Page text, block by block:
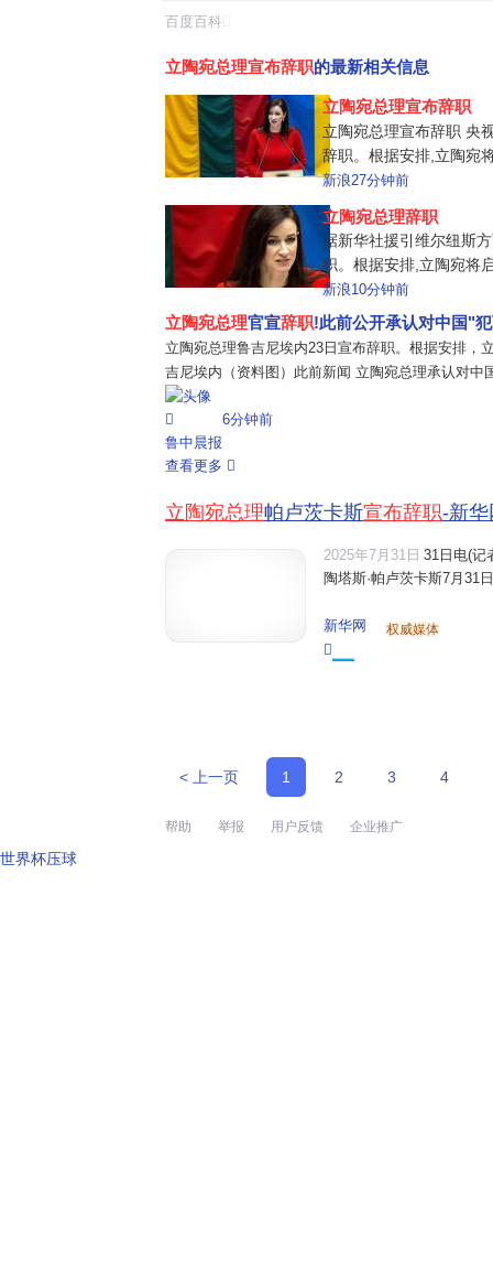
百度百科
立陶宛总理宣布辞职的最新相关信息
立陶宛总理宣布辞职
立陶宛总理宣布辞职 央
辞职。根据安排,立陶宛
尼埃内(资料图) 此前报
吉尼埃内表示,愿考虑中
称,鲁吉尼埃内表示,她准
新浪27分钟前
立陶宛总理辞职
据新华社援引维尔纽斯
职。根据安排,立陶宛将
因加·鲁吉尼埃内(Inga
工会联合会主席、社会
选议员。2025年9月宣
新浪10分钟前
立陶宛总理官宣辞职!此前公开承认对中国"
立陶宛总理鲁吉尼埃内23日宣布辞职。根据安排
吉尼埃内（资料图）此前新闻 立陶宛总理承认对
鲁吉尼埃内对记者表示："我看不出为什么不能将'
鲁吉尼埃内此前已公开承认，...
鲁中晨报
6分钟前
查看更多
立陶宛总理帕卢茨卡斯宣布辞职-新华
2025年7月31日 31日电(记
陶塔斯·帕卢茨卡斯7月31日
新华网 权威媒体
< 上一页 1 2 3 4
帮助 举报 用户反馈 企业推广
世界杯压球